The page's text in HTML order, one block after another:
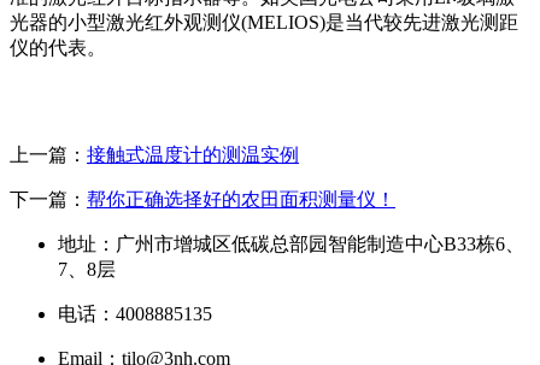
光器的小型激光红外观测仪(MELIOS)是当代较先进激光测距
仪的代表。
上一篇： 接触式温度计的测温实例
下一篇： 帮你正确选择好的农田面积测量仪！
地址：广州市增城区低碳总部园智能制造中心B33栋6、
7、8层
电话：4008885135
Email：tilo@3nh.com